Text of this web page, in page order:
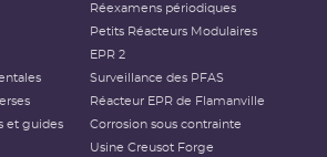
Incident / Événement occasionnant
une altération sévère d’un ou
plusieurs organes ou fonctions
et guides
Réexamens périodiques
Petits Réacteurs Modulaires
EPR 2
Surveillance des PFAS
Réacteur EPR de Flamanville
Corrosion sous contrainte
Usine Creusot Forge